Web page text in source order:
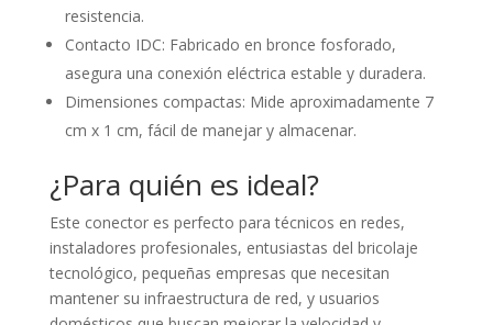
resistencia.
Contacto IDC: Fabricado en bronce fosforado,
asegura una conexión eléctrica estable y duradera.
Dimensiones compactas: Mide aproximadamente 7
cm x 1 cm, fácil de manejar y almacenar.
¿Para quién es ideal?
Este conector es perfecto para técnicos en redes,
instaladores profesionales, entusiastas del bricolaje
tecnológico, pequeñas empresas que necesitan
mantener su infraestructura de red, y usuarios